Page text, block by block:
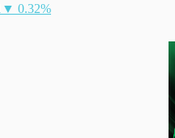
▼ 0.32%